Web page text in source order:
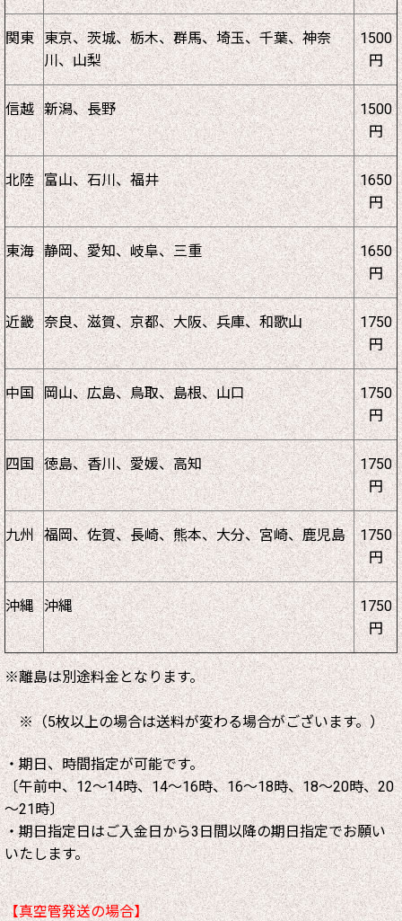
関東 東京、茨城、栃木、群馬、埼玉、千葉、神奈
川、山梨
1500
円
信越 新潟、長野
1500
円
北陸 富山、石川、福井
1650
円
東海 静岡、愛知、岐阜、三重
1650
円
近畿 奈良、滋賀、京都、大阪、兵庫、和歌山
1750
円
中国 岡山、広島、鳥取、島根、山口
1750
円
四国 徳島、香川、愛媛、高知
1750
円
九州 福岡、佐賀、長崎、熊本、大分、宮崎、鹿児島
1750
円
沖縄 沖縄
1750
円
※離島は別途料金となります。
※（5枚以上の場合は送料が変わる場合がございます。）
・期日、時間指定が可能です。
〔午前中、12～14時、14～16時、16～18時、18～20時、20
～21時〕
・期日指定日はご入金日から3日間以降の期日指定でお願い
いたします。
【真空管発送の場合】